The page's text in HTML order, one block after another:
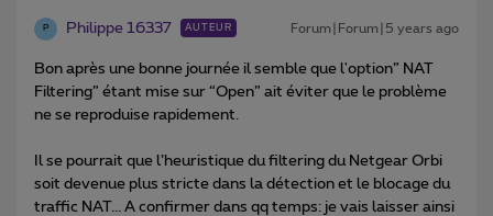
P Philippe 16337 AUTEUR Forum|Forum|5 years ago
Bon après une bonne journée il semble que l'option” NAT
Filtering” étant mise sur “Open” ait éviter que le problème
ne se reproduise rapidement.
Il se pourrait que l’heuristique du filtering du Netgear Orbi
soit devenue plus stricte dans la détection et le blocage du
traffic NAT... A confirmer dans qq temps: je vais laisser ainsi